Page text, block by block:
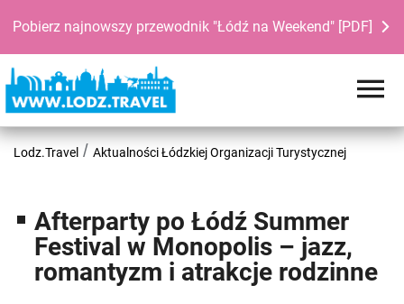
Pobierz najnowszy przewodnik "Łódź na Weekend" [PDF]
Lodz.Travel Aktualności Łódzkiej Organizacji Turystycznej
Afterparty po Łódź Summer
Festival w Monopolis – jazz,
romantyzm i atrakcje rodzinne